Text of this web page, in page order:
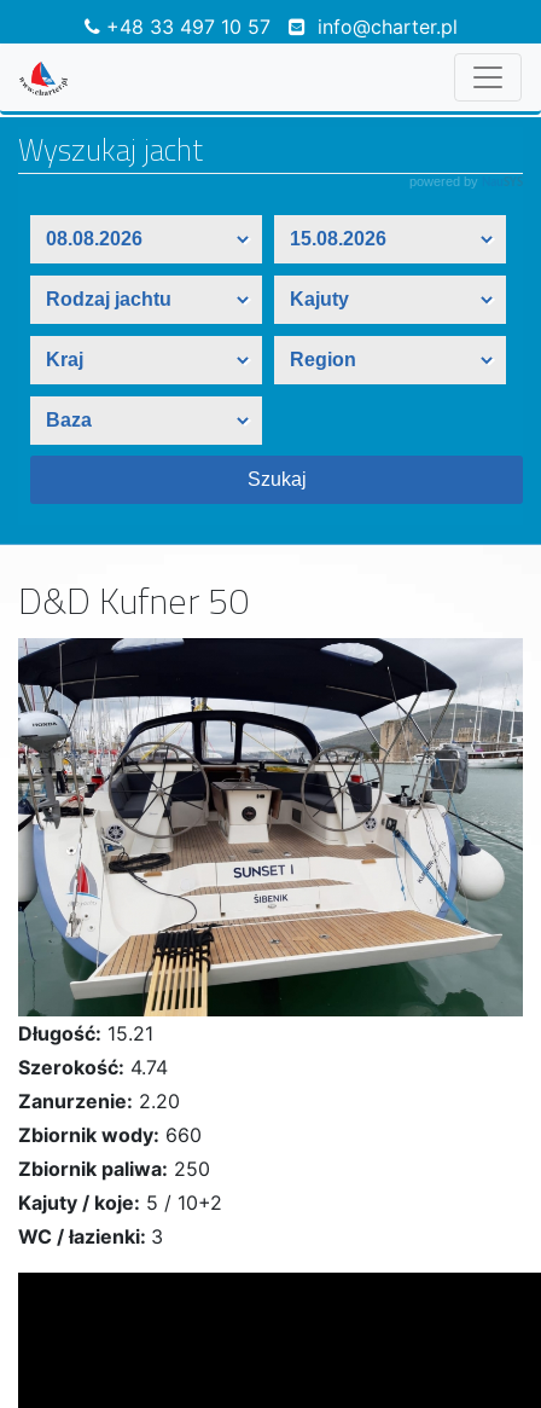
+48 33 497 10 57 info@charter.pl
D&D Kufner 50
Długość: 15.21
Szerokość: 4.74
Zanurzenie: 2.20
Zbiornik wody: 660
Zbiornik paliwa: 250
Kajuty / koje: 5 / 10+2
WC / łazienki: 3